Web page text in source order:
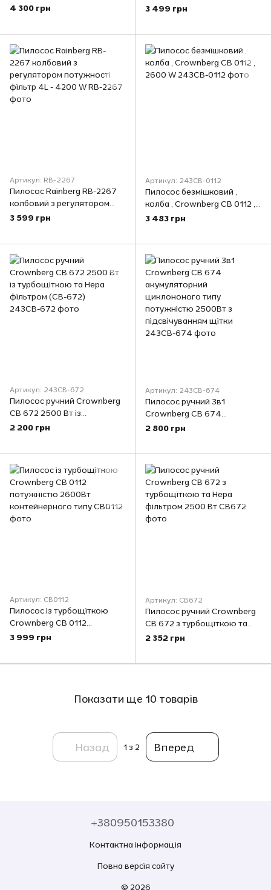
4 300 грн
3 499 грн
Артикул: RB-2267
Пилосос Rainberg RB-2267
колбовий з регулятором
потужності фільтр 4L - 4200
3 599 грн
Артикул: 243СВ-0112
Пилосос безмішковий ,
колба , Crownberg СВ 0112 ,
2600 W
3 483 грн
Артикул: 243СВ-672
Пилосос ручний Crownberg
СВ 672 2500 Вт із
турбощіткою та Hepa
2 200 грн
Артикул: 243CB-674
Пилосос ручний 3в1
Crownberg CB 674
акумуляторний
підсвічуванням щітки
2 800 грн
Артикул: CB0112
Пилосос із турбощіткою
Crownberg CB 0112
потужністю 2600Вт
3 999 грн
Артикул: СВ672
Пилосос ручний Crownberg
СВ 672 з турбощіткою та
Hepa фільтром 2500 Вт
2 352 грн
Показати ще 10 товарів
Назад 1 з 2 Вперед
+380950153380
Контактна інформація
Повна версія сайту
© 2026